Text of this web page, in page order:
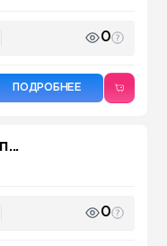
0
ПОДРОБНЕЕ
0